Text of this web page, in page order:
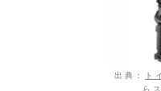
出典：
ト